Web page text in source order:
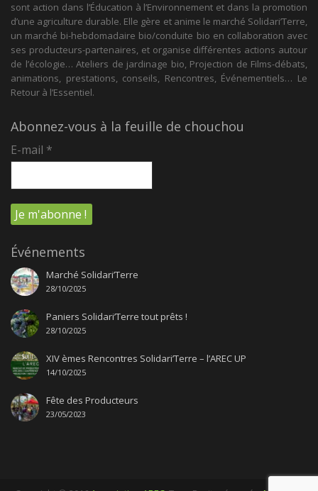
sont action dans l’Éducation à l’Environnement et dans la promotion
d’une agriculture durable. Elle gère et anime le marché Solidari’Terre,
un marché bi-hebdomadaire bio/conduite bio en collaboration avec
ses producteurs-partenaires, et organise différentes actions autour
de l’écologie… Ateliers de jardinage bio, Projection de Films-débats,
animations, prestations, conseils, Rencontres, Événementiels… Le
Retour à l’Essentiel.
Abonnez-vous à la feuille de chouchou
E-mail *
Événements
Marché Solidari’Terre
28/10/2025
Paniers Solidari’Terre tout prêts !
28/10/2025
XIV èmes Rencontres Solidari’Terre – l’AREC UP
14/10/2025
Fête des Producteurs
23/05/2023